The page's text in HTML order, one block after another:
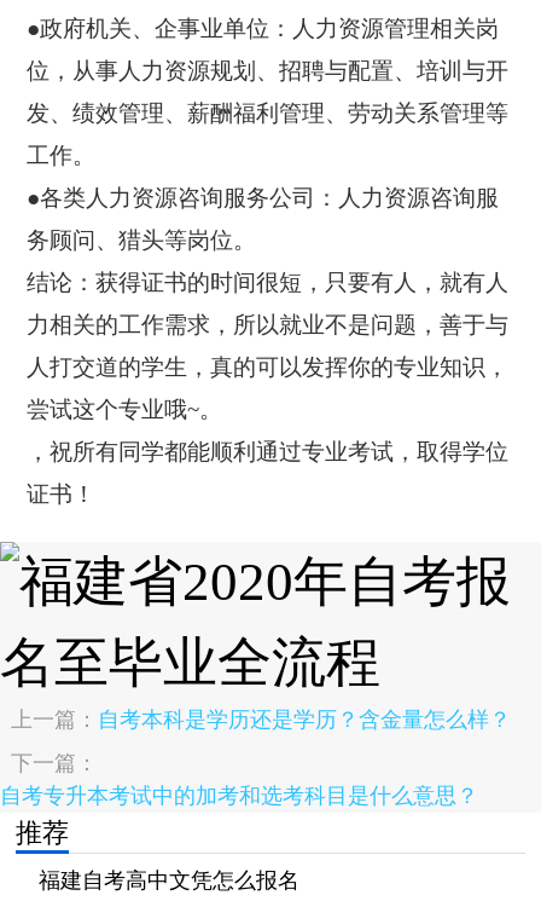
●政府机关、企事业单位：人力资源管理相关岗
位，从事人力资源规划、招聘与配置、培训与开
发、绩效管理、薪酬福利管理、劳动关系管理等
工作。
●各类人力资源咨询服务公司：人力资源咨询服
务顾问、猎头等岗位。
结论：获得证书的时间很短，只要有人，就有人
力相关的工作需求，所以就业不是问题，善于与
人打交道的学生，真的可以发挥你的专业知识，
尝试这个专业哦~。
，祝所有同学都能顺利通过专业考试，取得学位
证书！
上一篇： 自考本科是学历还是学历？含金量怎么样？
下一篇：
自考专升本考试中的加考和选考科目是什么意思？
推荐
福建自考高中文凭怎么报名